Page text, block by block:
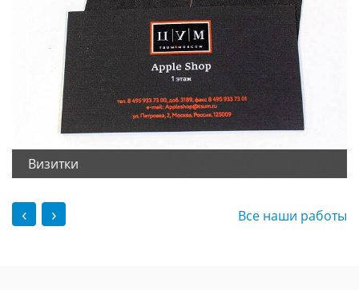
Визитки
‹ › Все наши работы